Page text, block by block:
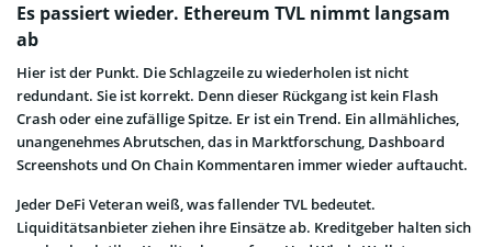
Es passiert wieder. Ethereum TVL nimmt langsam
ab
Hier ist der Punkt. Die Schlagzeile zu wiederholen ist nicht
redundant. Sie ist korrekt. Denn dieser Rückgang ist kein Flash
Crash oder eine zufällige Spitze. Er ist ein Trend. Ein allmähliches,
unangenehmes Abrutschen, das in Marktforschung, Dashboard
Screenshots und On Chain Kommentaren immer wieder auftaucht.
Jeder DeFi Veteran weiß, was fallender TVL bedeutet.
Liquiditätsanbieter ziehen ihre Einsätze ab. Kreditgeber halten sich